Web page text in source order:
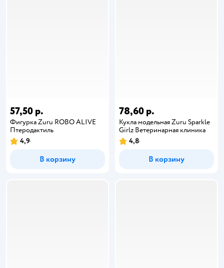
57,50 р.
Фигурка Zuru ROBO ALIVE
Птеродактиль
4,9
В корзину
78,60 р.
Кукла модельная Zuru Sparkle
Girlz Ветеринарная клиника
4,8
В корзину